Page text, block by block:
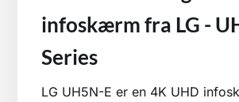
infoskærm fra LG -
Series
LG UH5N-E er en 4K UHD